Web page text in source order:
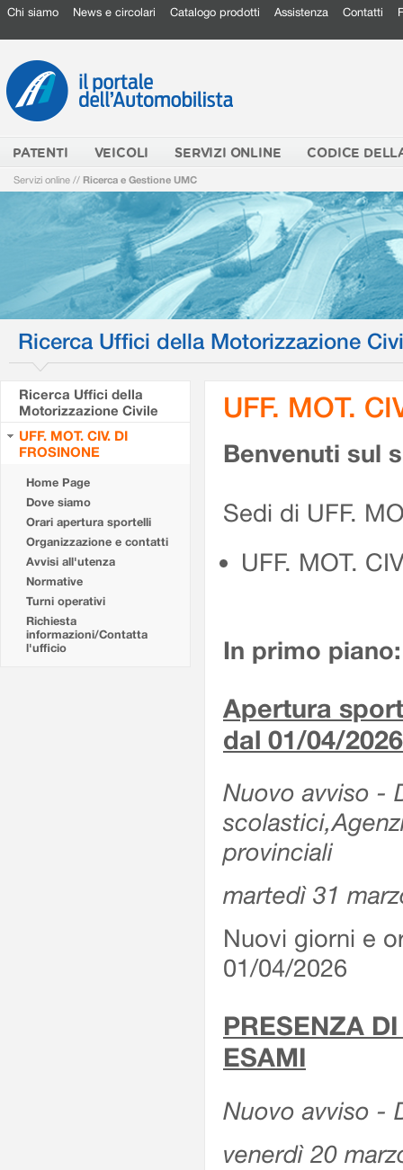
Chi siamo News e circolari Catalogo prodotti Assistenza Contatti
PATENTI VEICOLI SERVIZI ONLINE CODICE
Servizi online // Ricerca e Gestione UMC
Ricerca Uffici della Motorizzazione
Ricerca Uffici della
Motorizzazione Civile
UFF. MOT. CIV. DI
FROSINONE
Home Page
Dove siamo
Orari apertura sportelli
Organizzazione e contatti
Avvisi all'utenza
Normative
Turni operativi
Richiesta
informazioni/Contatta
l'ufficio
UFF. MOT.
Benvenuti sul
Sedi di UFF.
UFF. MOT.
In primo piano:
Apertura
dal 01/04/2026
Nuovo avviso -
provinciali
martedì 31
Nuovi giorni e
01/04/2026
PRESENZA
ESAMI
Nuovo avviso -
venerdì 20